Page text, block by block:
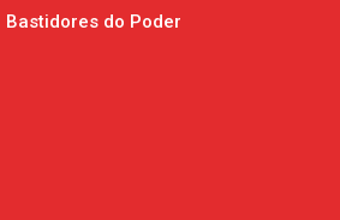
Bastidores do Poder